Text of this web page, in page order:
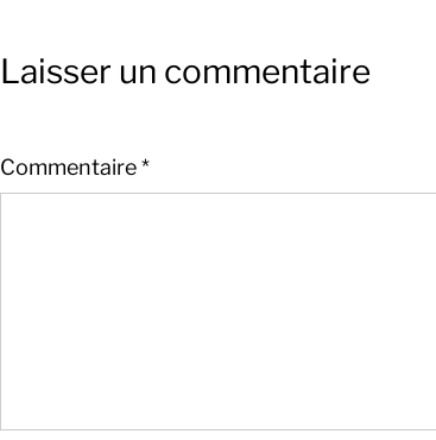
Laisser un commentaire
Commentaire*